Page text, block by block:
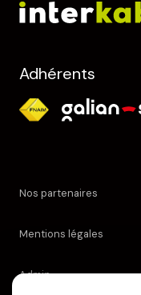
Adhérents
Nos partenaires
Mentions légales
Admin